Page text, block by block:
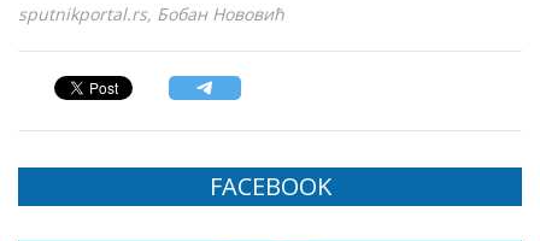
sputnikportal.rs, Бобан Нововић
FACEBOOK